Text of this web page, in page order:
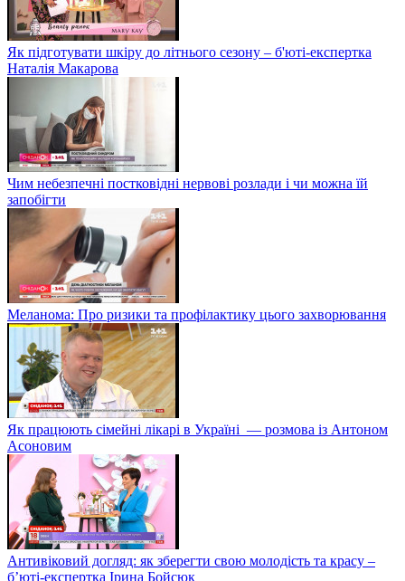
Як підготувати шкіру до літнього сезону – б'юті-експертка
Наталія Макарова
Чим небезпечні постковідні нервові розлади і чи можна їй
запобігти
Меланома: Про ризики та профілактику цього захворювання
Як працюють сімейні лікарі в Україні — розмова із Антоном
Асоновим
Антивіковий догляд: як зберегти свою молодість та красу –
б’юті-експертка Ірина Бойсюк